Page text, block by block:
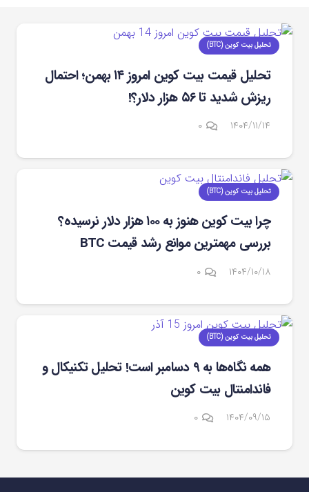
تحلیل بیت کوین (BTC)
تحلیل قیمت بیت کوین امروز ۱۴ بهمن؛ احتمال
ریزش شدید تا ۵۶ هزار دلار؟!
۱۴۰۴/۱۱/۱۴ ۰
تحلیل بیت کوین (BTC)
چرا بیت کوین هنوز به ۱۰۰ هزار دلار نرسیده؟
بررسی مهمترین موانع رشد قیمت BTC
۱۴۰۴/۱۰/۱۸ ۰
تحلیل بیت کوین (BTC)
همه نگاه‌ها به ۹ دسامبر است! تحلیل تکنیکال و
فاندامنتال بیت کوین
۱۴۰۴/۰۹/۱۵ ۰